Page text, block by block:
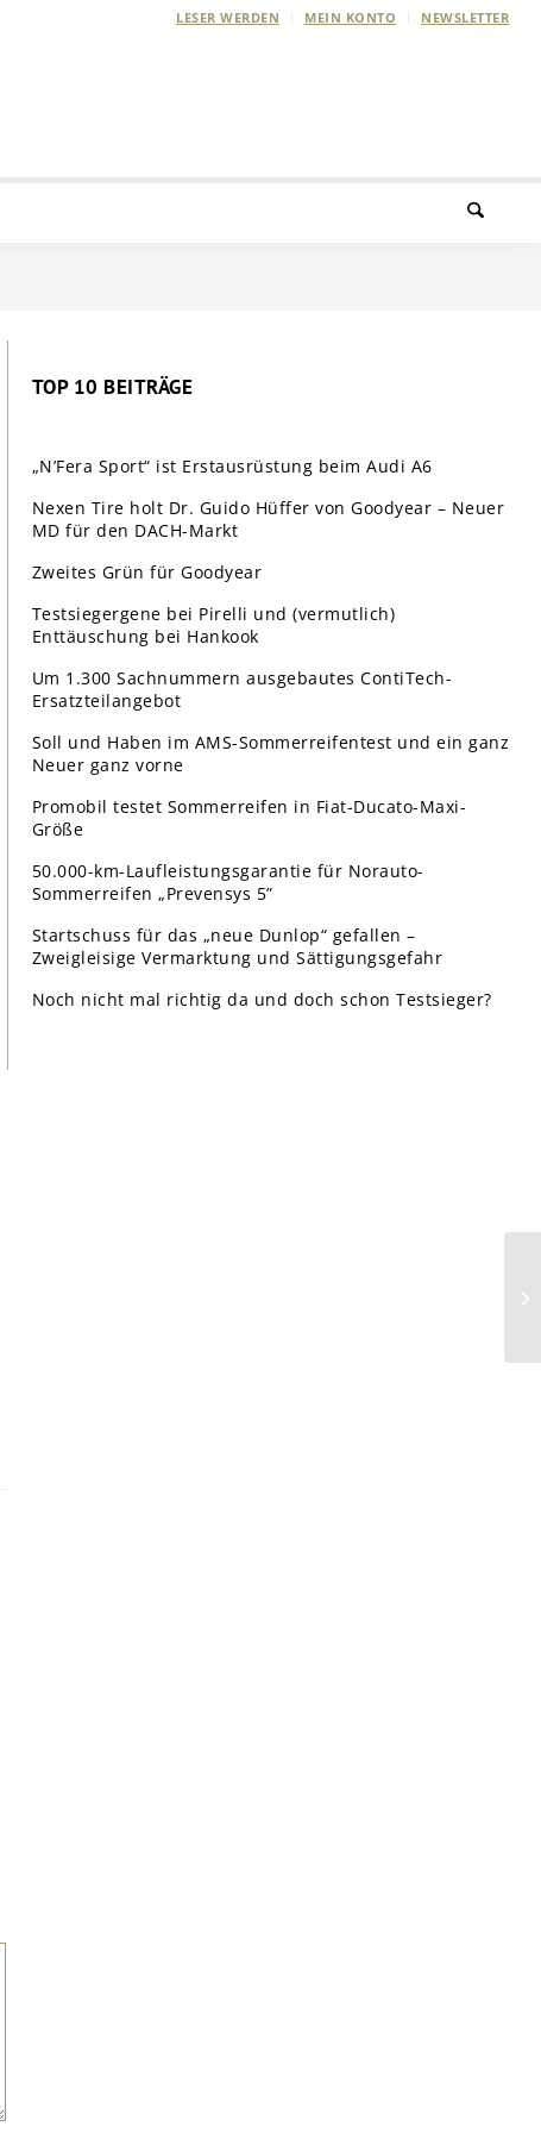
LESER WERDEN MEIN KONTO NEWSLETTER
TOP 10 BEITRÄGE
„N’Fera Sport“ ist Erstausrüstung beim Audi A6
Nexen Tire holt Dr. Guido Hüffer von Goodyear – Neuer
MD für den DACH-Markt
Zweites Grün für Goodyear
Testsiegergene bei Pirelli und (vermutlich)
Enttäuschung bei Hankook
Um 1.300 Sachnummern ausgebautes ContiTech-
Ersatzteilangebot
Soll und Haben im AMS-Sommerreifentest und ein ganz
Neuer ganz vorne
Promobil testet Sommerreifen in Fiat-Ducato-Maxi-
Größe
50.000-km-Laufleistungsgarantie für Norauto-
Sommerreifen „Prevensys 5”
Startschuss für das „neue Dunlop“ gefallen –
Zweigleisige Vermarktung und Sättigungsgefahr
Noch nicht mal richtig da und doch schon Testsieger?